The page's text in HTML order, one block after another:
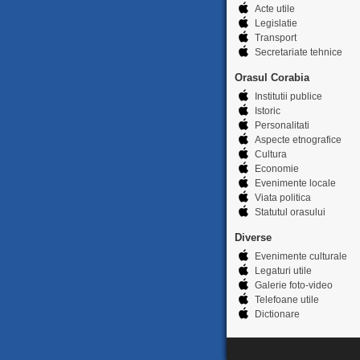
Acte utile
Legislatie
Transport
Secretariate tehnice
Orasul Corabia
Institutii publice
Istoric
Personalitati
Aspecte etnografice
Cultura
Economie
Evenimente locale
Viata politica
Statutul orasului
Diverse
Evenimente culturale
Legaturi utile
Galerie foto-video
Telefoane utile
Dictionare